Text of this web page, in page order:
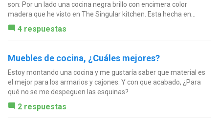
son: Por un lado una cocina negra brillo con encimera color
madera que he visto en The Singular kitchen. Esta hecha en...
4 respuestas
Muebles de cocina, ¿Cuáles mejores?
Estoy montando una cocina y me gustaría saber que material es
el mejor para los armarios y cajones. Y con que acabado, ¿Para
qué no se me despeguen las esquinas?
2 respuestas